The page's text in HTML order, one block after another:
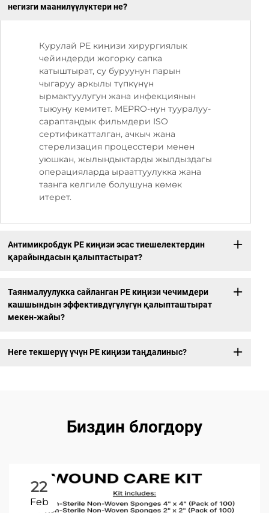
негизги маанилүүлүктери не?
Курулай PE киңизи хирургиялык
чейиндерди жогорку сапка
катыштырат, су буруунун парын
чыгаруу аркылы түпкүнүн
ырмактуулугун жана инфекциянын
тыюуну кемитет. MEPRO-нун тууралуу-
сараптандык фильмдери ISO
сертификатталган, ачкыч жана
стерелизация процесстери менен
уюшкан, жылындыктарды жылдыздагы
операцияларда ырааттуулукка жана
таанга келгиле болушуна көмөк
итерет.
Антимикробдук PE киңизи эсас тиешелектердин
қарайындасын қалыптастырат?
Таянмалуулукка сайланган PE киңизи чечимдери
кашшындын эффективдүгүлүгүн қалыпташтырат
мекен-жайы?
Неге текшерүү үчүн PE киңизи таңдалиныс?
Биздин блогдору
22
Feb